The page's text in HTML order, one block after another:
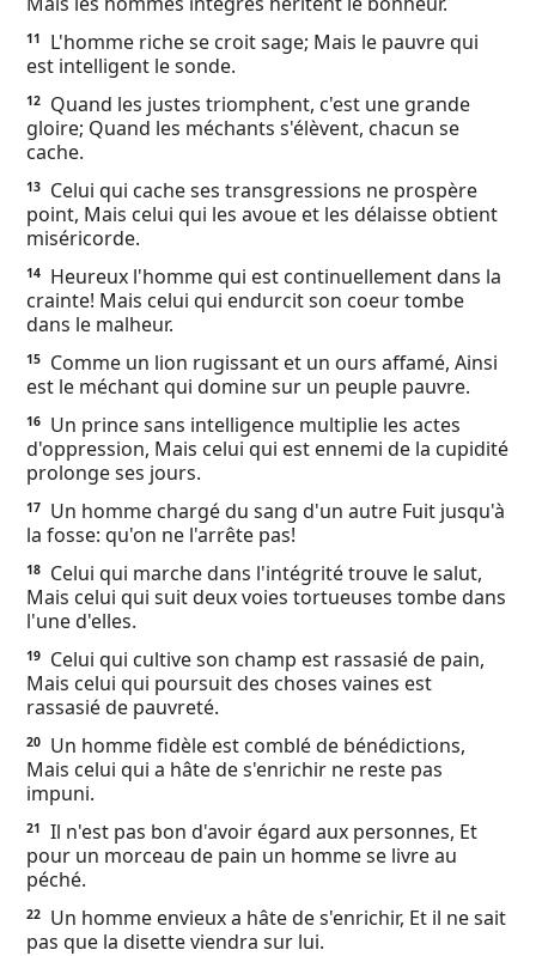
11
L'homme riche se croit sage; Mais le pauvre qui
est intelligent le sonde.
12
Quand les justes triomphent, c'est une grande
gloire; Quand les méchants s'élèvent, chacun se
cache.
13
Celui qui cache ses transgressions ne prospère
point, Mais celui qui les avoue et les délaisse obtient
miséricorde.
14
Heureux l'homme qui est continuellement dans la
crainte! Mais celui qui endurcit son coeur tombe
dans le malheur.
15
Comme un lion rugissant et un ours affamé, Ainsi
est le méchant qui domine sur un peuple pauvre.
16
Un prince sans intelligence multiplie les actes
d'oppression, Mais celui qui est ennemi de la cupidité
prolonge ses jours.
17
Un homme chargé du sang d'un autre Fuit jusqu'à
la fosse: qu'on ne l'arrête pas!
18
Celui qui marche dans l'intégrité trouve le salut,
Mais celui qui suit deux voies tortueuses tombe dans
l'une d'elles.
19
Celui qui cultive son champ est rassasié de pain,
Mais celui qui poursuit des choses vaines est
rassasié de pauvreté.
20
Un homme fidèle est comblé de bénédictions,
Mais celui qui a hâte de s'enrichir ne reste pas
impuni.
21
Il n'est pas bon d'avoir égard aux personnes, Et
pour un morceau de pain un homme se livre au
péché.
22
Un homme envieux a hâte de s'enrichir, Et il ne sait
pas que la disette viendra sur lui.